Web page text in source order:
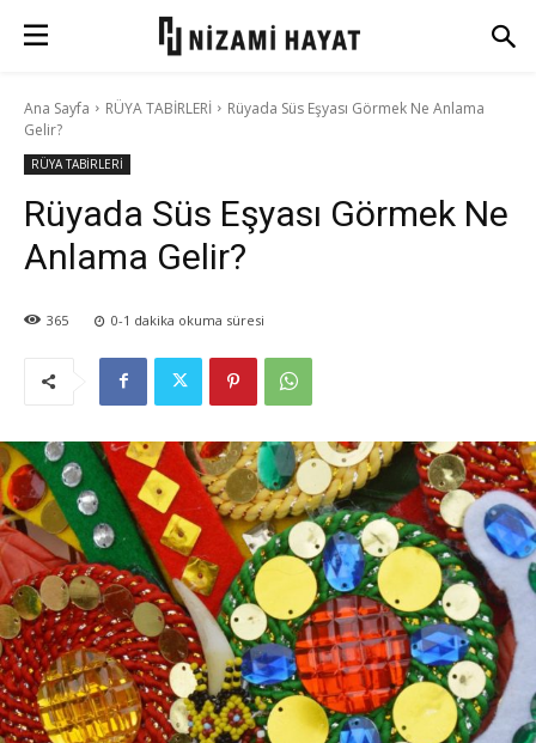
Ana Sayfa RÜYA TABİRLERİ
Rüyada Süs Eşyası Görmek Ne Anlama
Gelir?
RÜYA TABİRLERİ
Rüyada Süs Eşyası Görmek Ne
Anlama Gelir?
365 0-1 dakika okuma süresi